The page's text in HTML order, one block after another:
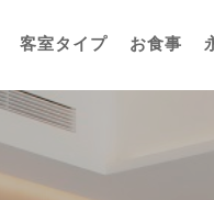
客室タイプ お食事